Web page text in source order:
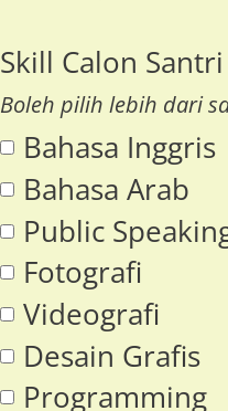
Skill Calon Santri
Boleh pilih lebih dari
Bahasa Inggris
Bahasa Arab
Public
Fotografi
Videografi
Desain Grafis
Programming